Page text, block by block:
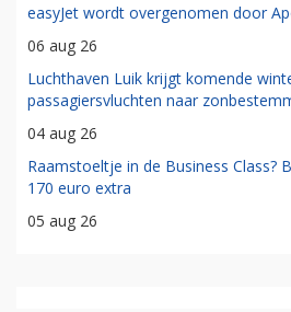
easyJet wordt overgenomen door
06 aug 26
Luchthaven Luik krijgt komende
passagiersvluchten naar
04 aug 26
Raamstoeltje in de Business Class?
170 euro extra
05 aug 26